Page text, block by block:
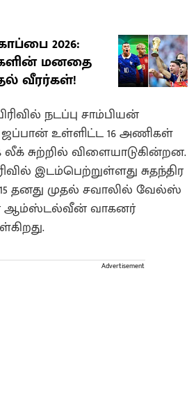
2026:
மனதை
வீரர்கள்!
நடப்பு சாம்பியன்
ஜப்பான் உள்ளிட்ட 16 அணிகள்
லீக் சுற்றில் விளையாடுகின்றன.
இடம்பெற்றுள்ளது சுதந்திர
தனது முதல் சவாலில் வேல்ஸ்
ஆம்ஸ்டல்வீன் வாகனர்
Advertisement